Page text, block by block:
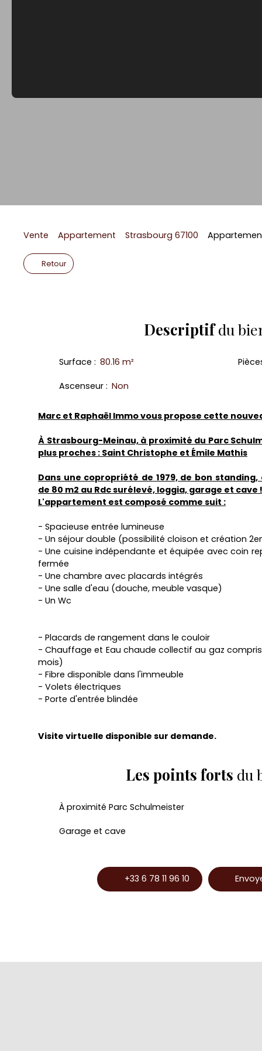
Vente Appartement Strasbourg 67100
Retour
Descriptifdu
Surface : 80.16 m²
Ascenseur : Non
Marc et Raphaël Immo vous propose cette
À Strasbourg-Meinau, à proximité du Parc
plus proches : Saint Christophe et Émile Mathis
Dans une copropriété de 1979, de bon
de 80 m2 au Rdc surélevé, loggia, garage et cave !
L'appartement est composé comme suit :
- Spacieuse entrée lumineuse
- Un séjour double (possibilité cloison et création
- Une cuisine indépendante et équipée avec coin
fermée
- Une chambre avec placards intégrés
- Une salle d'eau (douche, meuble vasque)
- Un Wc
- Placards de rangement dans le couloir
- Chauffage et Eau chaude collectif au gaz
mois)
- Fibre disponible dans l'immeuble
- Volets électriques
- Porte d'entrée blindée
Visite virtuelle disponible sur demande.
Les points forts du
À proximité Parc Schulmeister
Garage et cave
+33 6 78 11 96 10